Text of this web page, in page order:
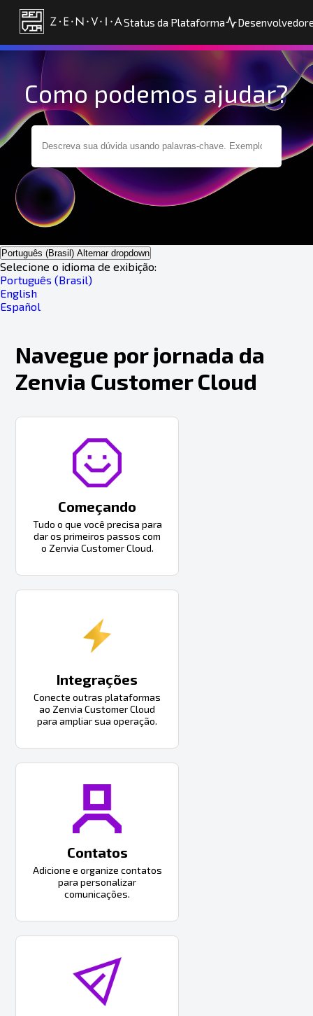
Status da Plataforma
Como podemos ajudar?
Português (Brasil) Alternar dropdown
Selecione o idioma de exibição:
Português (Brasil)
English
Español
Navegue por jornada da
Zenvia Customer Cloud
Começando
Tudo o que você precisa para
dar os primeiros passos com
o Zenvia Customer Cloud.
Integrações
Conecte outras plataformas
ao Zenvia Customer Cloud
para ampliar sua operação.
Contatos
Adicione e organize contatos
para personalizar
comunicações.